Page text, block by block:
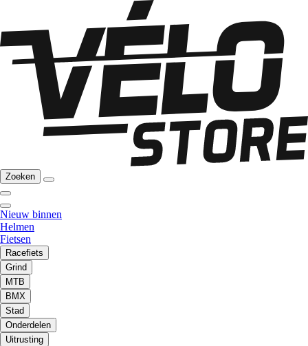
Zoeken
Nieuw binnen
Helmen
Fietsen
Racefiets
Grind
MTB
BMX
Stad
Onderdelen
Uitrusting